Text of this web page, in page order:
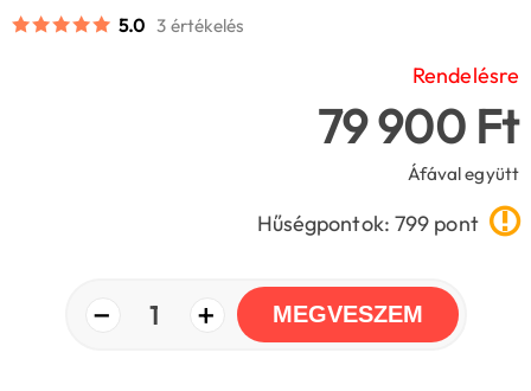
5.0 3 értékelés
Rendelésre
79 900 Ft
Áfával együtt
Hűségpontok: 799 pont
− 1 + MEGVESZEM